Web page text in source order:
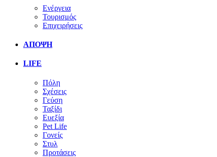
Ενέργεια
Τουρισμός
Επιχειρήσεις
ΑΠΟΨΗ
LIFE
Πόλη
Σχέσεις
Γεύση
Ταξίδι
Ευεξία
Pet Life
Γονείς
Στυλ
Προτάσεις